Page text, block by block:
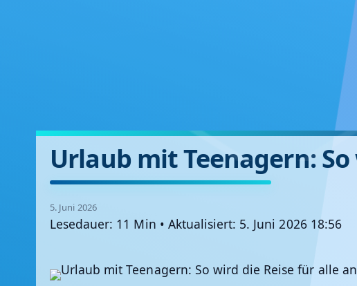
Urlaub mit Teenagern:
5. Juni 2026
Lesedauer: 11 Min • Aktualisiert: 5. Juni 2026 18:56